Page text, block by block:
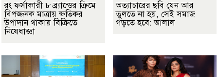
রং ফর্সাকারী ৮ ব্র্যান্ডের ক্রিমে
বিপজ্জনক মাত্রায় ক্ষতিকর
উপাদান থাকায় বিক্রিতে
নিষেধাজ্ঞা
অত্যাচারের ছবি যেন আর
তুলতে না হয়, সেই সমাজ
গড়তে হবে: আলাল